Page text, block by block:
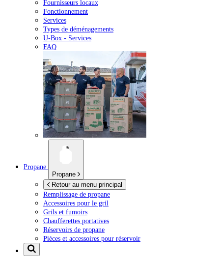
Fournisseurs locaux
Fonctionnement
Services
Types de déménagements
U-Box - Services
FAQ
Propane
Propane
Retour au menu principal
Remplissage de propane
Accessoires pour le gril
Grils et fumoirs
Chaufferettes portatives
Réservoirs de propane
Pièces et accessoires pour réservoir